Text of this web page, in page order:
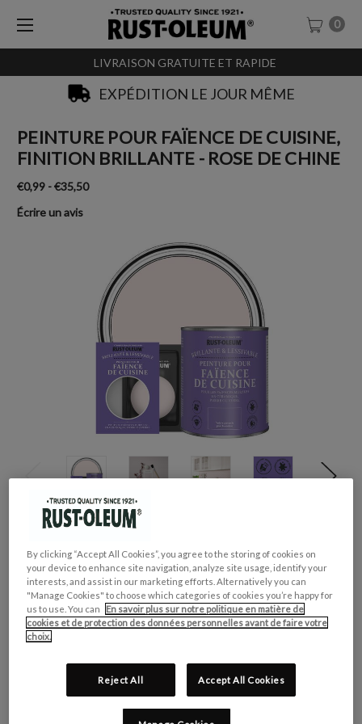
LIVRAISON GRATUITE ET RAPIDE
0
EXPÉDITION LE JOUR MÊME
PEINTURE POUR FAÏENCE DE CUISINE,
FINITION BRILLANTE - ROSE DE CHINE
€0,99 - €35,50
Écrire un avis
COLLECTION DE COULEUR: Pastel
FINITION: Brillante
CONVIENT POUR: Faïence de Cuisine
CONTENU: OBLIGATOIRE
By clicking “Accept All Cookies”, you agree to the storing of cookies on
your device to enhance site navigation, analyze site usage, identify your
interests, and assist in our marketing efforts. Alternatively you can
"Manage Cookies" to choose which categories of cookies you’re happy for
us to use. You can
En savoir plus sur notre politique en matière de
cookies et de protection des données personnelles avant de faire votre
choix.
Reject All Accept All Cookies